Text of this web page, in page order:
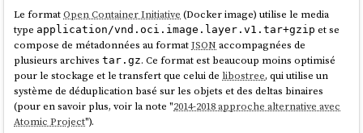
Le formatOpen Container Initiative (Docker image) utilise le media
type application/vnd.oci.image.layer.v1.tar+gzip et se
compose de métadonnées au formatJSON accompagnées de
plusieurs archivestar.gz. Ce format est beaucoup moins optimisé
pour le stockage et le transfert que celui de libostree, qui utilise un
système de déduplication basé sur les objets et des deltas binaires
(pour en savoir plus, voir la note "2014-2018 approche alternative avec
Atomic Project").